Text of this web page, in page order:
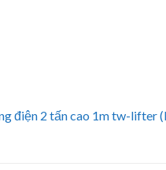
điện 2 tấn cao 1m tw-lifter